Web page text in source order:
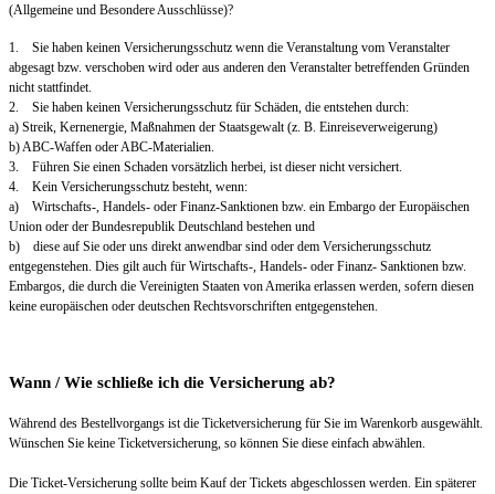
(Allgemeine und Besondere Ausschlüsse)?
1. Sie haben keinen Versicherungsschutz wenn die Veranstaltung vom Veranstalter
abgesagt bzw. verschoben wird oder aus anderen den Veranstalter betreffenden Gründen
nicht stattfindet.
2. Sie haben keinen Versicherungsschutz für Schäden, die entstehen durch:
a) Streik, Kernenergie, Maßnahmen der Staatsgewalt (z. B. Einreiseverweigerung)
b) ABC-Waffen oder ABC-Materialien.
3. Führen Sie einen Schaden vorsätzlich herbei, ist dieser nicht versichert.
4. Kein Versicherungsschutz besteht, wenn:
a) Wirtschafts-, Handels- oder Finanz-Sanktionen bzw. ein Embargo der Europäischen
Union oder der Bundesrepublik Deutschland bestehen und
b) diese auf Sie oder uns direkt anwendbar sind oder dem Versicherungsschutz
entgegenstehen. Dies gilt auch für Wirtschafts-, Handels- oder Finanz- Sanktionen bzw.
Embargos, die durch die Vereinigten Staaten von Amerika erlassen werden, sofern diesen
keine europäischen oder deutschen Rechtsvorschriften entgegenstehen.
Wann / Wie schließe ich die Versicherung ab?
Während des Bestellvorgangs ist die Ticketversicherung für Sie im Warenkorb ausgewählt.
Wünschen Sie keine Ticketversicherung, so können Sie diese einfach abwählen.
Die Ticket-Versicherung sollte beim Kauf der Tickets abgeschlossen werden. Ein späterer